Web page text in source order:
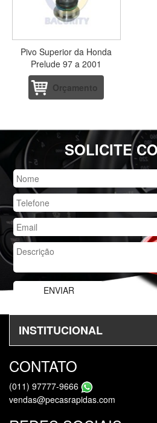
Pivo Superior da Honda
Prelude 97 a 2001
Orçamento
SOLICITE
INSTITUCIONAL
CONTATO
(011) 97777-9666
vendas@pecasrapidas.com